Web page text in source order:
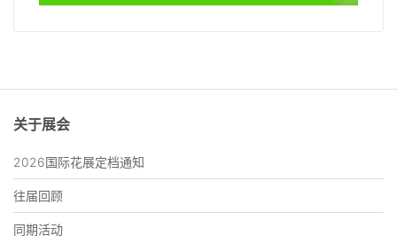
关于展会
2026国际花展定档通知
往届回顾
同期活动